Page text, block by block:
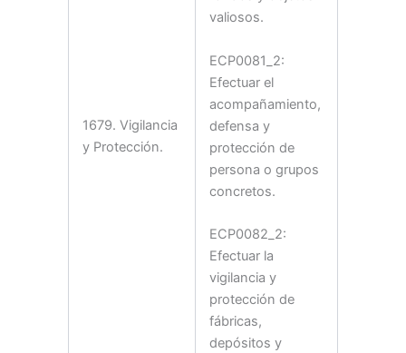
1679. Vigilancia
y Protección.
valiosos.
ECP0081_2:
Efectuar el
acompañamiento,
defensa y
protección de
persona o grupos
concretos.
ECP0082_2:
Efectuar la
vigilancia y
protección de
fábricas,
depósitos y